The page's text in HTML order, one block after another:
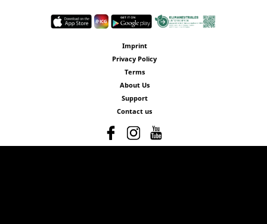
Imprint
Privacy Policy
Terms
About Us
Support
Contact us